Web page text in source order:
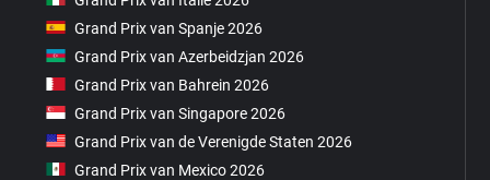
Grand Prix van Spanje 2026
Grand Prix van Azerbeidzjan 2026
Grand Prix van Bahrein 2026
Grand Prix van Singapore 2026
Grand Prix van de Verenigde Staten 2026
Grand Prix van Mexico 2026